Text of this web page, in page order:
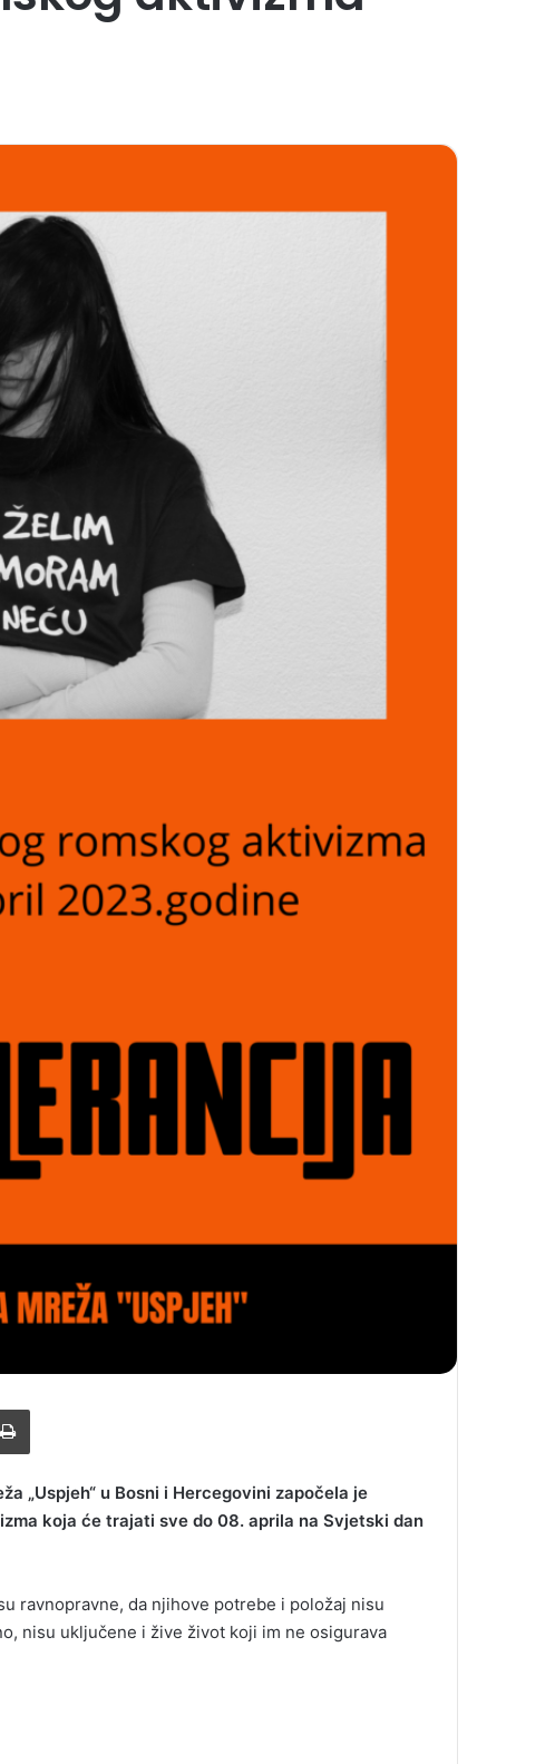
„Uspjeh“ u Bosni i Hercegovini započela je
koja će trajati sve do 08. aprila na Svjetski dan
ravnopravne, da njihove potrebe i položaj nisu
nisu uključene i žive život koji im ne osigurava